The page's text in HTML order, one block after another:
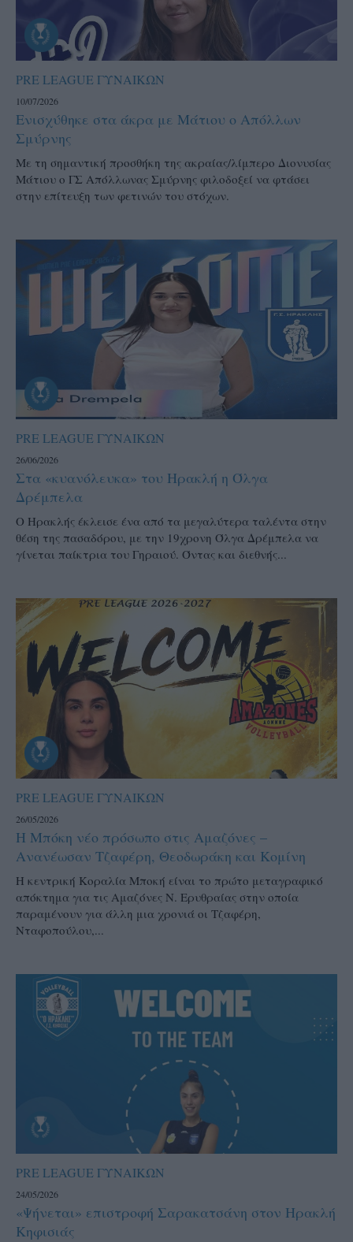
PRE LEAGUE ΓΥΝΑΙΚΩΝ
10/07/2026
Ενισχύθηκε στα άκρα με Μάτιου ο Απόλλων
Σμύρνης
Με τη σημαντική προσθήκη της ακραίας/λίμπερο Διονυσίας
Μάτιου ο ΓΣ Απόλλωνας Σμύρνης φιλοδοξεί να φτάσει
στην επίτευξη των φετινών του στόχων.
PRE LEAGUE ΓΥΝΑΙΚΩΝ
26/06/2026
Στα «κυανόλευκα» του Ηρακλή η Όλγα
Δρέμπελα
Ο Ηρακλής έκλεισε ένα από τα μεγαλύτερα ταλέντα στην
θέση της πασαδόρου, με την 19χρονη Όλγα Δρέμπελα να
γίνεται παίκτρια του Γηραιού. Όντας και διεθνής...
PRE LEAGUE ΓΥΝΑΙΚΩΝ
26/05/2026
Η Μπόκη νέο πρόσωπο στις Αμαζόνες –
Ανανέωσαν Τζαφέρη, Θεοδωράκη και Κομίνη
Η κεντρική Κοραλία Μποκή είναι το πρώτο μεταγραφικό
απόκτημα για τις Αμαζόνες Ν. Ερυθραίας στην οποία
παραμένουν για άλλη μια χρονιά οι Τζαφέρη,
Νταφοπούλου,...
PRE LEAGUE ΓΥΝΑΙΚΩΝ
24/05/2026
«Ψήνεται» επιστροφή Σαρακατσάνη στον Ηρακλή
Κηφισιάς